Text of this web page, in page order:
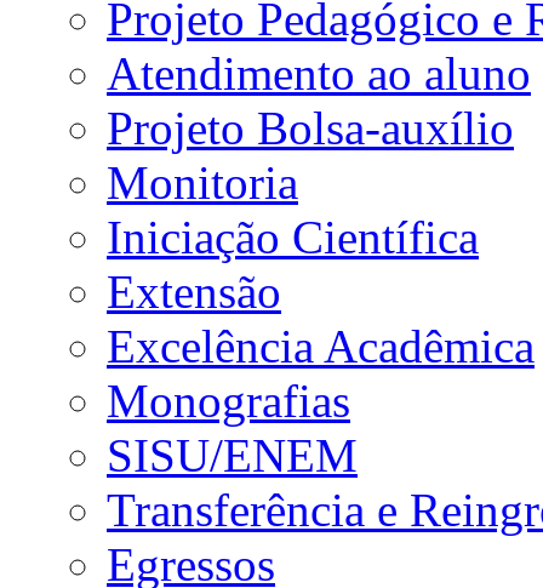
Projeto Pedagógico e
Atendimento ao aluno
Projeto Bolsa-auxílio
Monitoria
Iniciação Científica
Extensão
Excelência Acadêmica
Monografias
SISU/ENEM
Transferência e
Egressos